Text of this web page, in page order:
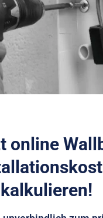
online
kalkulieren!